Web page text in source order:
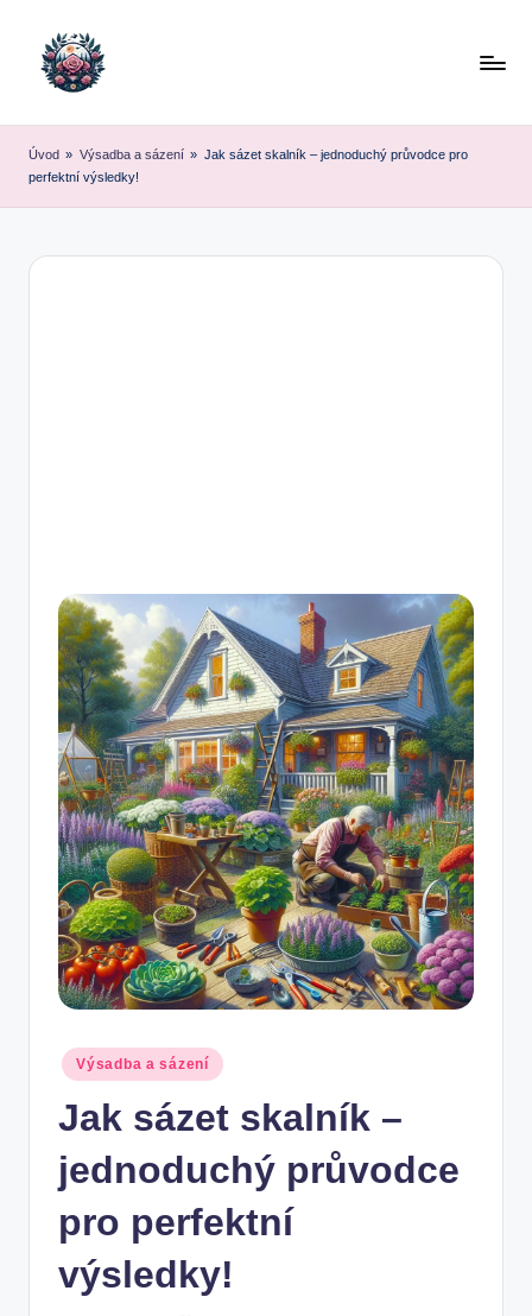
Úvod » Výsadba a sázení » Jak sázet skalník – jednoduchý průvodce pro
perfektní výsledky!
Posted
in
Výsadba a sázení
Jak sázet skalník –
jednoduchý průvodce
pro perfektní
výsledky!